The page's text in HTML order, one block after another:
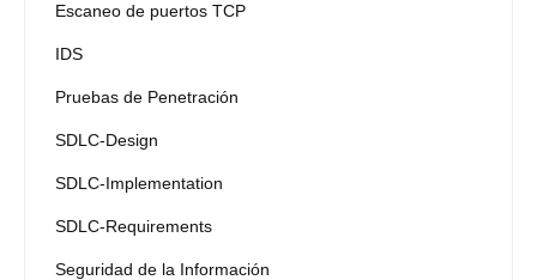
Escaneo de puertos TCP
IDS
Pruebas de Penetración
SDLC-Design
SDLC-Implementation
SDLC-Requirements
Seguridad de la Información